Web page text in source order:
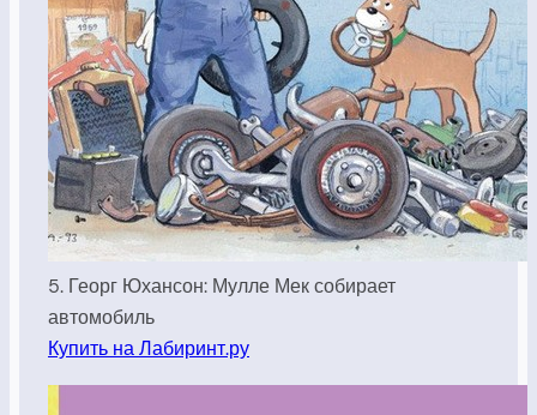
5. Георг Юхансон: Мулле Мек собирает
автомобиль
Купить на Лабиринт.ру